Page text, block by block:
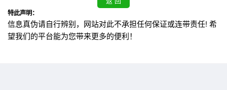
特此声明：
信息真伪请自行辨别，网站对此不承担任何保证或连带责任! 希
望我们的平台能为您带来更多的便利！